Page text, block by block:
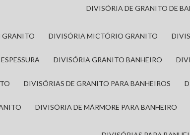
DIVISÓRIA DE GRANITO DE
GRANITO DIVISÓRIA MICTÓRIO GRANITO
DIVISÓRIA GRANITO BANHEIRO
DIVISÓRIAS DE GRANITO PARA BANHEIROS
DIVISÓRIA DE MÁRMORE PARA BANHEIRO